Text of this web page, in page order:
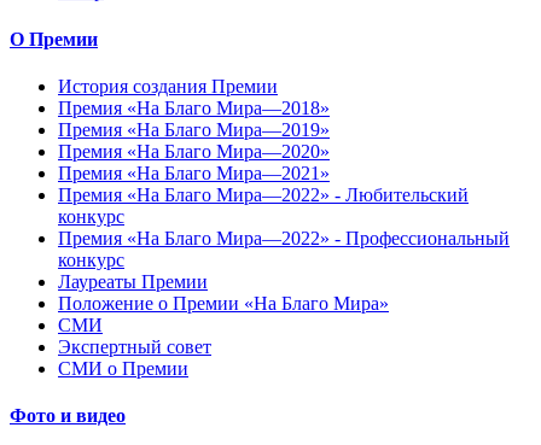
О Премии
История создания Премии
Премия «На Благо Мира—2018»
Премия «На Благо Мира—2019»
Премия «На Благо Мира—2020»
Премия «На Благо Мира—2021»
Премия «На Благо Мира—2022» - Любительский
конкурс
Премия «На Благо Мира—2022» - Профессиональный
конкурс
Лауреаты Премии
Положение о Премии «На Благо Мира»
СМИ
Экспертный совет
СМИ о Премии
Фото и видео